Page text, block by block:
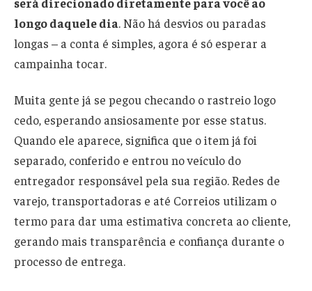
longo daquele dia. Não há desvios ou paradas
longas – a conta é simples, agora é só esperar a
campainha tocar.
Muita gente já se pegou checando o rastreio logo
cedo, esperando ansiosamente por esse status.
Quando ele aparece, significa que o item já foi
separado, conferido e entrou no veículo do
entregador responsável pela sua região. Redes de
varejo, transportadoras e até Correios utilizam o
termo para dar uma estimativa concreta ao cliente,
gerando mais transparência e confiança durante o
processo de entrega.